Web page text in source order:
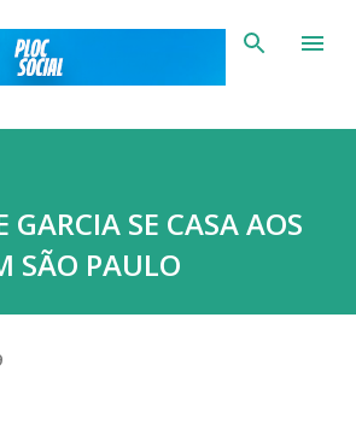
para o conteúdo principal
GARCIA SE CASA AOS
SÃO PAULO